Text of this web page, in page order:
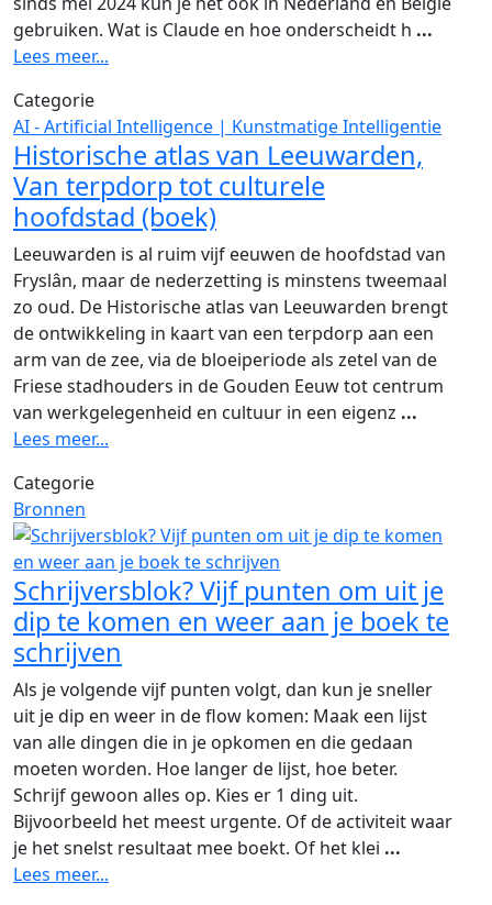
gebruiken. Wat is Claude en hoe onderscheidt h ...
Lees meer...
Categorie
AI - Artificial Intelligence | Kunstmatige Intelligentie
Historische atlas van Leeuwarden,
Van terpdorp tot culturele
hoofdstad (boek)
Leeuwarden is al ruim vijf eeuwen de hoofdstad van
Fryslân, maar de nederzetting is minstens tweemaal
zo oud. De Historische atlas van Leeuwarden brengt
de ontwikkeling in kaart van een terpdorp aan een
arm van de zee, via de bloeiperiode als zetel van de
Friese stadhouders in de Gouden Eeuw tot centrum
van werkgelegenheid en cultuur in een eigenz ...
Lees meer...
Categorie
Bronnen
Schrijversblok? Vijf punten om uit je
dip te komen en weer aan je boek te
schrijven
Als je volgende vijf punten volgt, dan kun je sneller
uit je dip en weer in de flow komen: Maak een lijst
van alle dingen die in je opkomen en die gedaan
moeten worden. Hoe langer de lijst, hoe beter.
Schrijf gewoon alles op. Kies er 1 ding uit.
Bijvoorbeeld het meest urgente. Of de activiteit waar
je het snelst resultaat mee boekt. Of het klei ...
Lees meer...